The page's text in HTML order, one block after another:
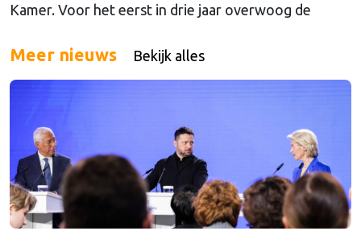
Kamer. Voor het eerst in drie jaar overwoog de
columnist Mendeltje van Keulen (cartoon).
Meer nieuws Bekijk alles